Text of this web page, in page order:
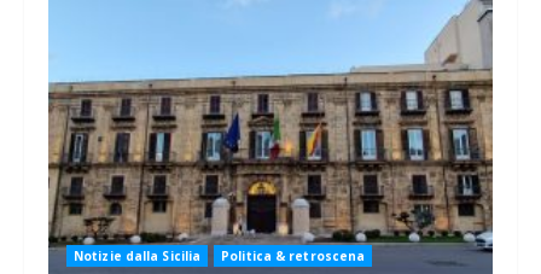
Notizie dalla Sicilia Politica & retroscena